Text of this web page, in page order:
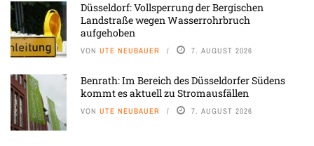
Düsseldorf: Vollsperrung der Bergischen
Landstraße wegen Wasserrohrbruch
aufgehoben
VON UTE NEUBAUER 7. AUGUST 2026
Benrath: Im Bereich des Düsseldorfer Südens
kommt es aktuell zu Stromausfällen
VON UTE NEUBAUER 7. AUGUST 2026